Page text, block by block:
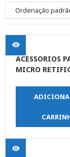
ACESSORIOS
MICRO